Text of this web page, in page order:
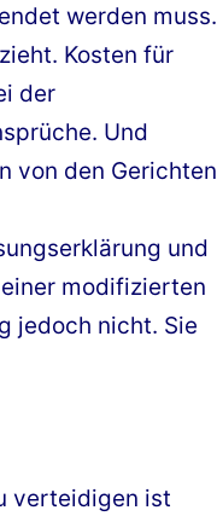
werden muss.
Kosten für
der
Und
von den Gerichten
und
modifizierten
jedoch nicht. Sie
verteidigen ist